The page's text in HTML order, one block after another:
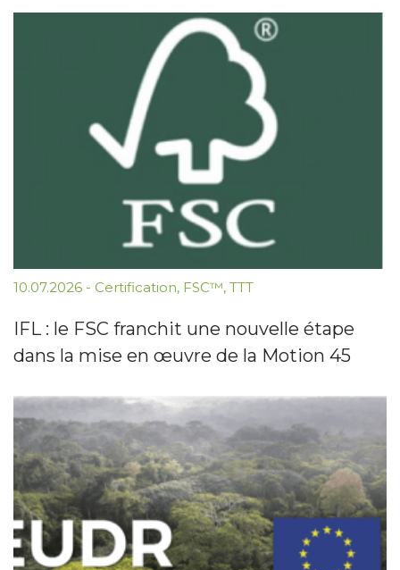
10.07.2026 - Certification, FSC™, TTT
IFL : le FSC franchit une nouvelle étape
dans la mise en œuvre de la Motion 45